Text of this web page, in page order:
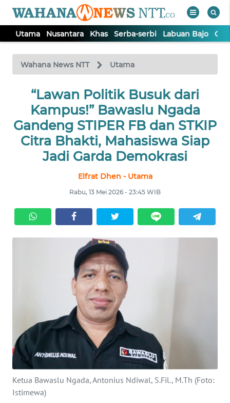
Utama Nusantara Khas Serba-serbi Labuan Bajo
Wahana News NTT Utama
“Lawan Politik Busuk dari
Kampus!” Bawaslu Ngada
Gandeng STIPER FB dan STKIP
Citra Bhakti, Mahasiswa Siap
Jadi Garda Demokrasi
Elfrat Dhen - Utama
Rabu, 13 Mei 2026 - 23:45 WIB
Ketua Bawaslu Ngada, Antonius Ndiwal, S.Fil., M.Th (Foto:
Istimewa)
TV
Tutup
UTAMA
NUSANTARA
LABUAN
BERITA
KONTAK
KAMI
IKLAN